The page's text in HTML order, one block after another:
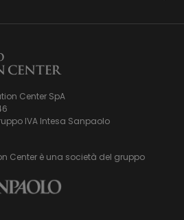
Center SpA
IVA Intesa Sanpaolo
Center è una società del gruppo
e controllo ex Dlgs.